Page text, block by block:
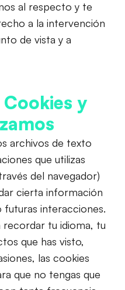
al respecto y te
a la intervención
de vista y a
Cookies y
archivos de texto
que utilizas
del navegador)
cierta información
interacciones.
tu idioma, tu
que has visto,
las cookies
que no tengas que